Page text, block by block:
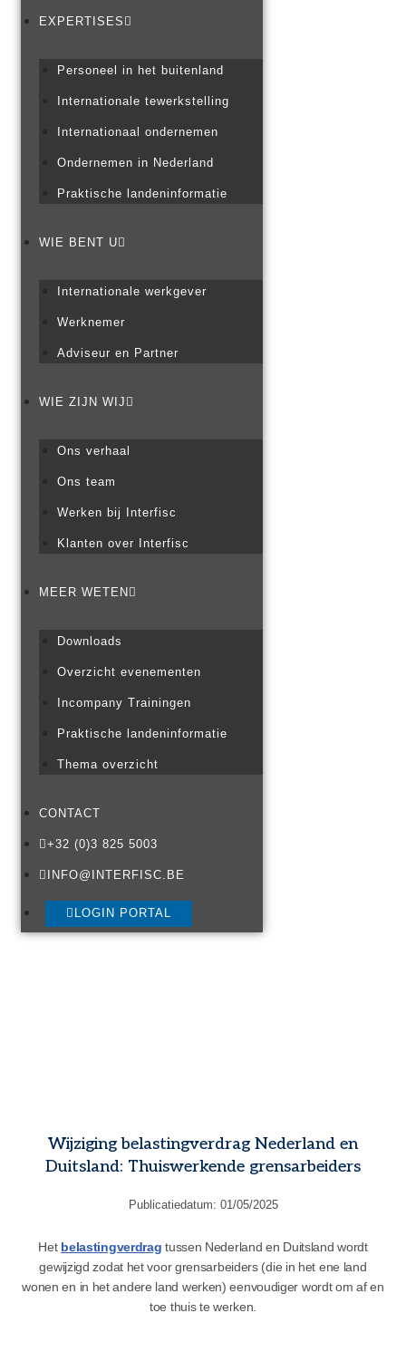
EXPERTISES
Personeel in het buitenland
Internationale tewerkstelling
Internationaal ondernemen
Ondernemen in Nederland
Praktische landeninformatie
WIE BENT U
Internationale werkgever
Werknemer
Adviseur en Partner
WIE ZIJN WIJ
Ons verhaal
Ons team
Werken bij Interfisc
Klanten over Interfisc
MEER WETEN
Downloads
Overzicht evenementen
Incompany Trainingen
Praktische landeninformatie
Thema overzicht
CONTACT
+32 (0)3 825 5003
INFO@INTERFISC.BE
LOGIN PORTAL
Wijziging belastingverdrag Nederland en
Duitsland: Thuiswerkende grensarbeiders
Publicatiedatum: 01/05/2025
Het belastingverdrag tussen Nederland en Duitsland wordt
gewijzigd zodat het voor grensarbeiders (die in het ene land
wonen en in het andere land werken) eenvoudiger wordt om af en
toe thuis te werken.